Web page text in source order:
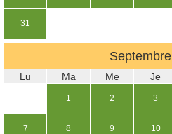
31
Septembre
Lu Ma Me Je
1 2 3
7 8 9 10